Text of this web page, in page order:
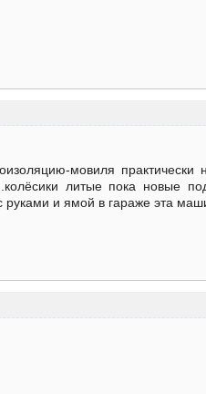
мовиля практически
литые пока новые
руками и ямой в гараже эта